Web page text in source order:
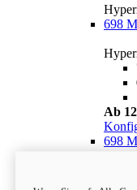
698
Ab
698